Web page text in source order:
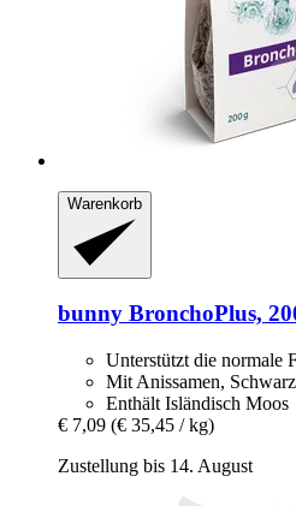
Warenkorb
bunny BronchoPlus,
Unterstützt die normale
Mit Anissamen,
Enthält Isländisch Moos
€ 7,09 (€ 35,45 / kg)
Zustellung bis 14. August